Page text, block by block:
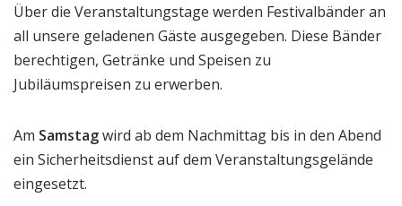
Über die Veranstaltungstage werden Festivalbänder an
all unsere geladenen Gäste ausgegeben. Diese Bänder
berechtigen, Getränke und Speisen zu
Jubiläumspreisen zu erwerben.
Am Samstagwird ab dem Nachmittag bis in den Abend
ein Sicherheitsdienst auf dem Veranstaltungsgelände
eingesetzt.